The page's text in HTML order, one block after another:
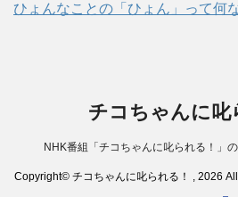
ひょんなことの「ひょん」って
チコちゃんに叱
NHK番組「チコちゃんに叱られる！」
Copyright© チコちゃんに叱られる！ , 2026